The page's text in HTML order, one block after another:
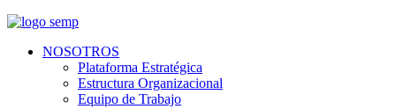
NOSOTROS
Plataforma Estratégica
Estructura Organizacional
Equipo de Trabajo